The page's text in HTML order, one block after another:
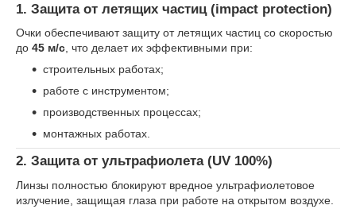
1. Защита от летящих частиц (impact protection)
Очки обеспечивают защиту от летящих частиц со скоростью
до 45 м/с, что делает их эффективными при:
строительных работах;
работе с инструментом;
производственных процессах;
монтажных работах.
2. Защита от ультрафиолета (UV 100%)
Линзы полностью блокируют вредное ультрафиолетовое
излучение, защищая глаза при работе на открытом воздухе.